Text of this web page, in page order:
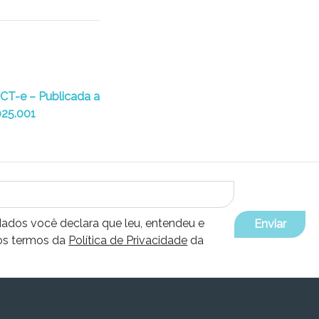
e – Publicada a
você declara que leu, entendeu e
termos da Política de Privacidade da
Enviar